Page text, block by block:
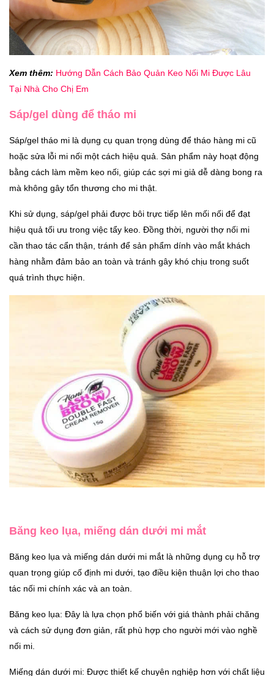
Xem thêm: Hướng Dẫn Cách Bảo Quản Keo Nối Mi Được Lâu
Tại Nhà Cho Chị Em
Sáp/gel dùng để tháo mi
Sáp/gel tháo mi là dụng cụ quan trọng dùng để tháo hàng mi cũ
hoặc sửa lỗi mi nối một cách hiệu quả. Sản phẩm này hoạt động
bằng cách làm mềm keo nối, giúp các sợi mi giả dễ dàng bong ra
mà không gây tổn thương cho mi thật.
Khi sử dụng, sáp/gel phải được bôi trực tiếp lên mối nối để đạt
hiệu quả tối ưu trong việc tẩy keo. Đồng thời, người thợ nối mi
cần thao tác cẩn thận, tránh để sản phẩm dính vào mắt khách
hàng nhằm đảm bảo an toàn và tránh gây khó chịu trong suốt
quá trình thực hiện.
Băng keo lụa, miếng dán dưới mi mắt
Băng keo lụa và miếng dán dưới mi mắt là những dụng cụ hỗ trợ
quan trọng giúp cố định mi dưới, tạo điều kiện thuận lợi cho thao
tác nối mi chính xác và an toàn.
Băng keo lụa: Đây là lựa chọn phổ biến với giá thành phải chăng
và cách sử dụng đơn giản, rất phù hợp cho người mới vào nghề
nối mi.
Miếng dán dưới mi: Được thiết kế chuyên nghiệp hơn với chất liệu